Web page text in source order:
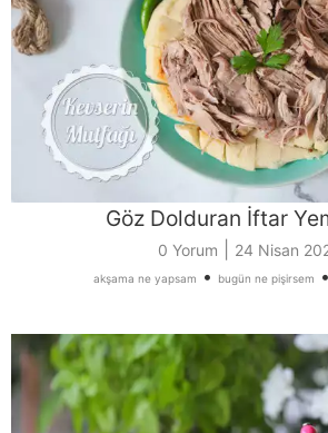
Göz Dolduran İftar
0 Yorum 24 Nisan
akşama ne yapsam • bugün ne pişirsem •